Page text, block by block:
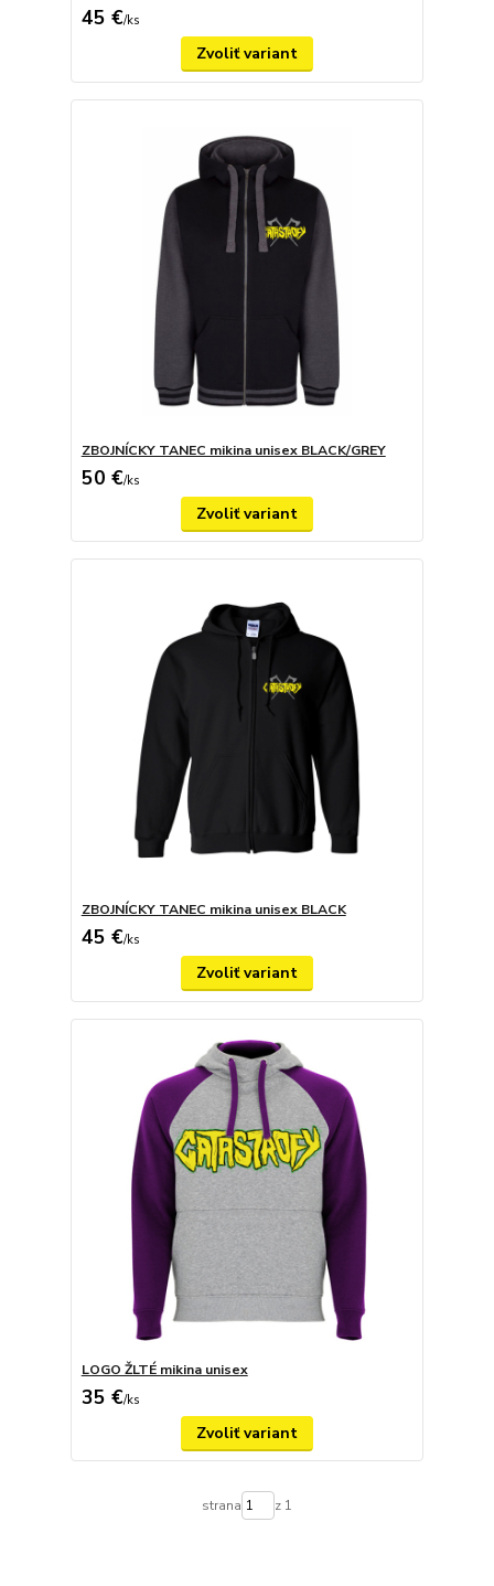
45 €/ks
Zvoliť variant
ZBOJNÍCKY TANEC mikina unisex BLACK/GREY
50 €/ks
Zvoliť variant
ZBOJNÍCKY TANEC mikina unisex BLACK
45 €/ks
Zvoliť variant
LOGO ŽLTÉ mikina unisex
35 €/ks
Zvoliť variant
strana z 1